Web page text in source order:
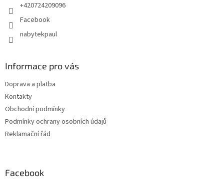
+420724209096
Facebook
nabytekpaul
Informace pro vás
Doprava a platba
Kontakty
Obchodní podmínky
Podmínky ochrany osobních údajů
Reklamační řád
Facebook